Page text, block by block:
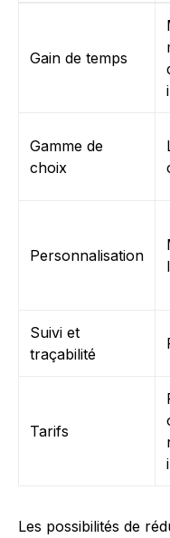
Gain de temps
Gamme de
choix
Personnalisation
Suivi et
traçabilité
Tarifs
Les possibilités de